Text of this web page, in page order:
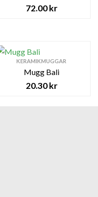
72.00kr
KERAMIKMUGGAR
Mugg Bali
20.30kr